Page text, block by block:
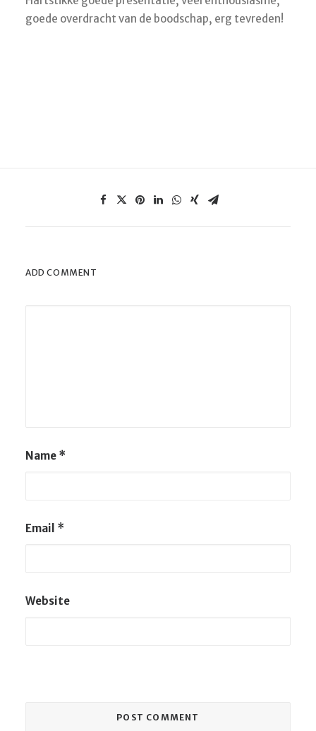
goede overdracht van de boodschap, erg tevreden!
ADD COMMENT
Name *
Email *
Website